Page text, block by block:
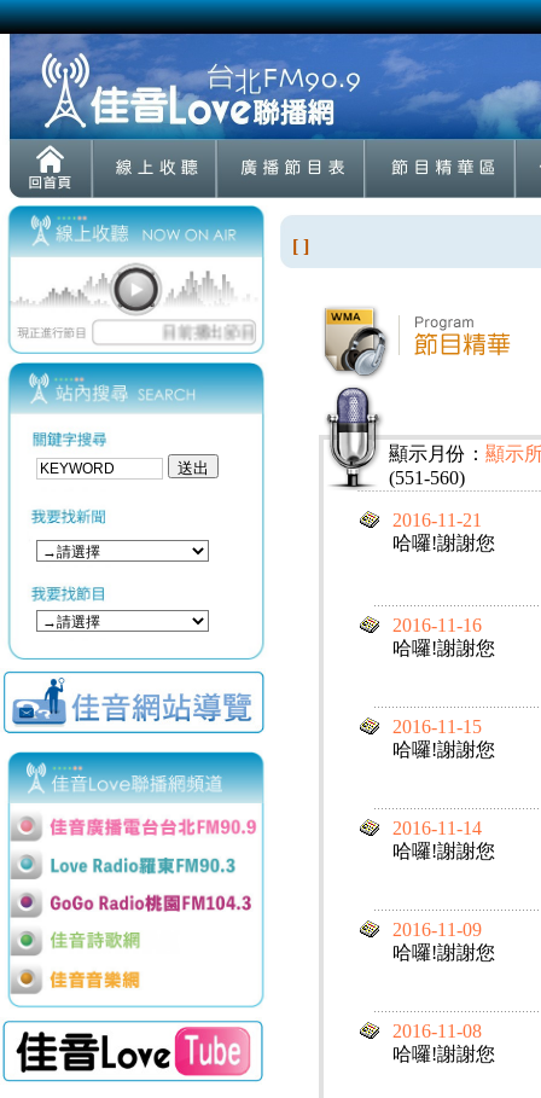
[ ]
顯示月份： 顯示
(551-560)
2016-11-21
哈囉!謝謝您
2016-11-16
哈囉!謝謝您
2016-11-15
哈囉!謝謝您
2016-11-14
哈囉!謝謝您
2016-11-09
哈囉!謝謝您
2016-11-08
哈囉!謝謝您